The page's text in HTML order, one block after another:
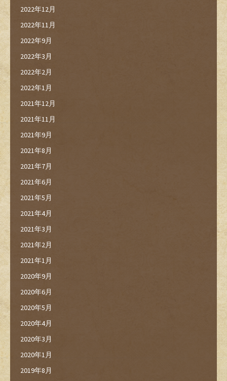
2022年12月
2022年11月
2022年9月
2022年3月
2022年2月
2022年1月
2021年12月
2021年11月
2021年9月
2021年8月
2021年7月
2021年6月
2021年5月
2021年4月
2021年3月
2021年2月
2021年1月
2020年9月
2020年6月
2020年5月
2020年4月
2020年3月
2020年1月
2019年8月